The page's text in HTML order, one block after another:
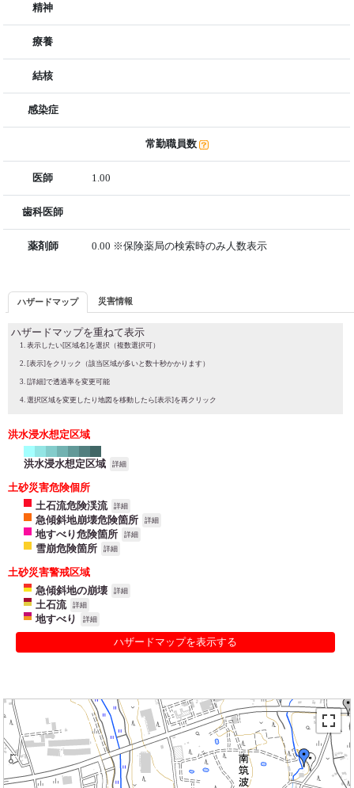
精神
療養
結核
感染症
常勤職員数
医師 1.00
歯科医師
薬剤師 0.00 ※保険薬局の検索時のみ人数表示
ハザードマップ 災害情報
ハザードマップを重ねて表示
表示したい[区域名]を選択（複数選択可）
[表示]をクリック（該当区域が多いと数十秒かかります）
[詳細]で透過率を変更可能
選択区域を変更したり地図を移動したら[表示]を再クリック
洪水浸水想定区域
洪水浸水想定区域 詳細
土砂災害危険個所
土石流危険渓流
詳細
急傾斜地崩壊危険箇所 詳細
地すべり危険箇所 詳細
雪崩危険箇所 詳細
土砂災害警戒区域
急傾斜地の崩壊
詳細
土石流 詳細
地すべり 詳細
ハザードマップを表示する